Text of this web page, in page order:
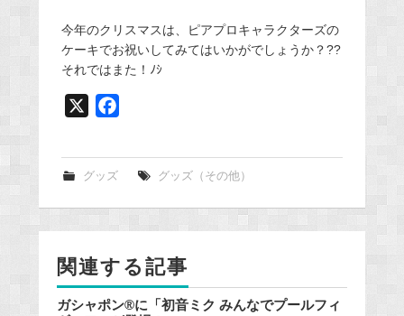
今年のクリスマスは、ピアプロキャラクターズの
ケーキでお祝いしてみてはいかがでしょうか？??
それではまた！ﾉｼ
k
グッズ グッズ（その他）
関連する記事
ガシャポン®に「初音ミク みんなでプールフィ